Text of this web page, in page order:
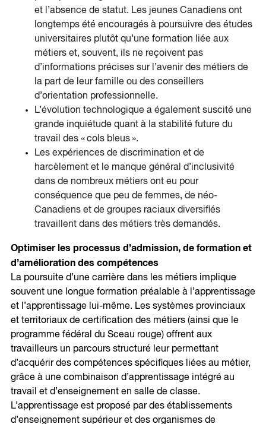
et l’absence de statut. Les jeunes Canadiens ont
longtemps été encouragés à poursuivre des études
universitaires plutôt qu’une formation liée aux
métiers et, souvent, ils ne reçoivent pas
d’informations précises sur l’avenir des métiers de
la part de leur famille ou des conseillers
d’orientation professionnelle.
L’évolution technologique a également suscité une
grande inquiétude quant à la stabilité future du
travail des « cols bleus ».
Les expériences de discrimination et de
harcèlement et le manque général d’inclusivité
dans de nombreux métiers ont eu pour
conséquence que peu de femmes, de néo-
Canadiens et de groupes raciaux diversifiés
travaillent dans des métiers très demandés.
Optimiser les processus d’admission, de formation et
d’amélioration des compétences
La poursuite d’une carrière dans les métiers implique
souvent une longue formation préalable à l’apprentissage
et l’apprentissage lui-même. Les systèmes provinciaux
et territoriaux de certification des métiers (ainsi que le
programme fédéral du Sceau rouge) offrent aux
travailleurs un parcours structuré leur permettant
d’acquérir des compétences spécifiques liées au métier,
grâce à une combinaison d’apprentissage intégré au
travail et d’enseignement en salle de classe.
L’apprentissage est proposé par des établissements
d’enseignement supérieur et des organismes de